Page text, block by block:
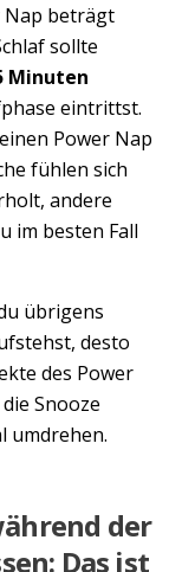
Nap beträgt
sollte
Minuten
eintrittst.
Power Nap
fühlen sich
andere
im besten Fall
übrigens
desto
des Power
Snooze
umdrehen.
der
Das ist